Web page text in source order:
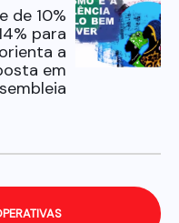
de 10%
para
a
em